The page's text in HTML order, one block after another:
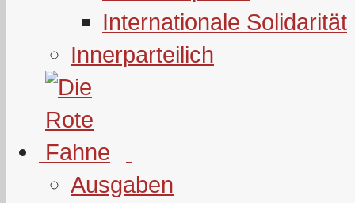
Internationale Solidarität
Innerparteilich
Ausgaben